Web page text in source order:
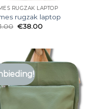
RUGZAK LAPTOP
rugzak laptop
€38.00